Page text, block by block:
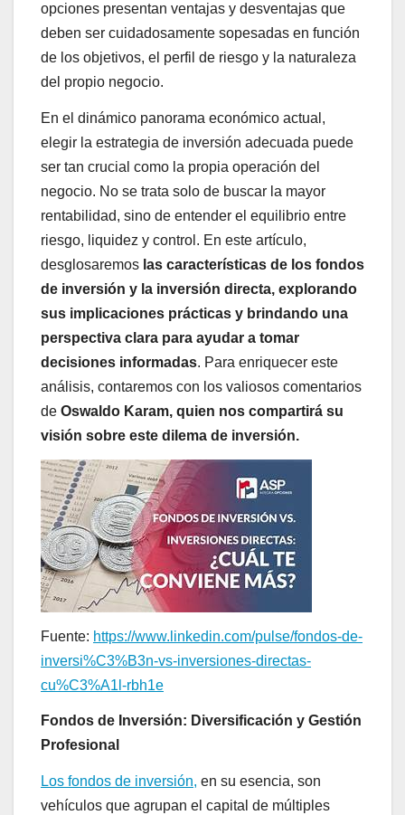
opciones presentan ventajas y desventajas que
deben ser cuidadosamente sopesadas en función
de los objetivos, el perfil de riesgo y la naturaleza
del propio negocio.
En el dinámico panorama económico actual,
elegir la estrategia de inversión adecuada puede
ser tan crucial como la propia operación del
negocio. No se trata solo de buscar la mayor
rentabilidad, sino de entender el equilibrio entre
riesgo, liquidez y control. En este artículo,
desglosaremos las características de los fondos
de inversión y la inversión directa, explorando
sus implicaciones prácticas y brindando una
perspectiva clara para ayudar a tomar
decisiones informadas. Para enriquecer este
análisis, contaremos con los valiosos comentarios
de Oswaldo Karam, quien nos compartirá su
visión sobre este dilema de inversión.
Fuente: https://www.linkedin.com/pulse/fondos-de-
inversi%C3%B3n-vs-inversiones-directas-
cu%C3%A1l-rbh1e
Fondos de Inversión: Diversificación y Gestión
Profesional
Los fondos de inversión, en su esencia, son
vehículos que agrupan el capital de múltiples